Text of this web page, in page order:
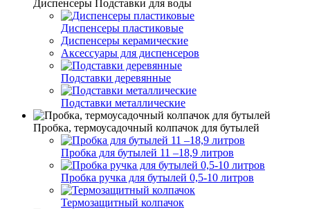
Диспенсеры Подставки для воды
Диспенсеры пластиковые
Диспенсеры керамические
Аксессуары для диспенсеров
Подставки деревянные
Подставки металлические
Пробка, термоусадочный колпачок для бутылей
Пробка для бутылей 11 –18,9 литров
Пробка ручка для бутылей 0,5-10 литров
Термозащитный колпачок